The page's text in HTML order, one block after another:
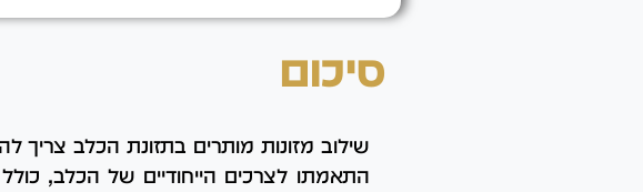
סיכום
שילוב מזונות מותרים בתזונת הכלב צריך
התאמתו לצרכים הייחודיים של הכלב, כולל